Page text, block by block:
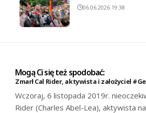
06.06.2026 19:38
Mogą Ci się też spodobać:
Zmarł Cal Rider, aktywista i założyciel
Wczoraj, 6 listopada 2019r.
Rider (Charles Abel-Lea), aktywista